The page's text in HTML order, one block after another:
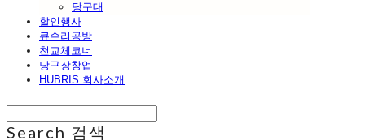
당구대
할인행사
큐수리공방
천교체코너
당구장창업
HUBRIS 회사소개
Search 검색